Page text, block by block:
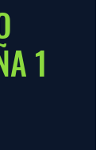
1